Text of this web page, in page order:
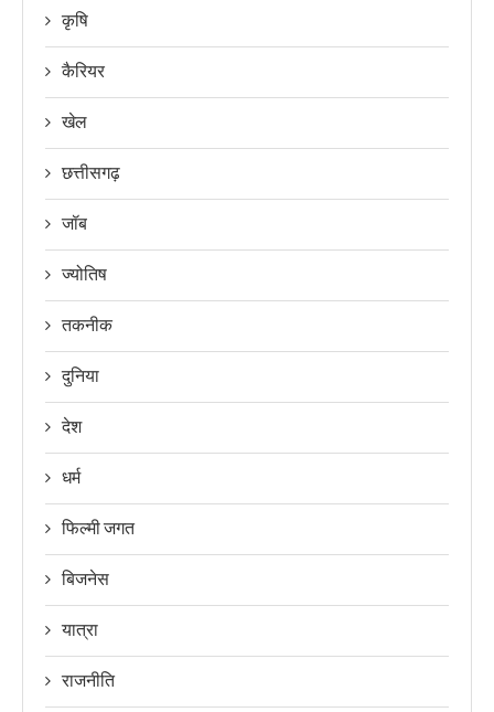
कृषि
कैरियर
खेल
छत्तीसगढ़
जॉब
ज्योतिष
तकनीक
दुनिया
देश
धर्म
फिल्मी जगत
बिजनेस
यात्रा
राजनीति